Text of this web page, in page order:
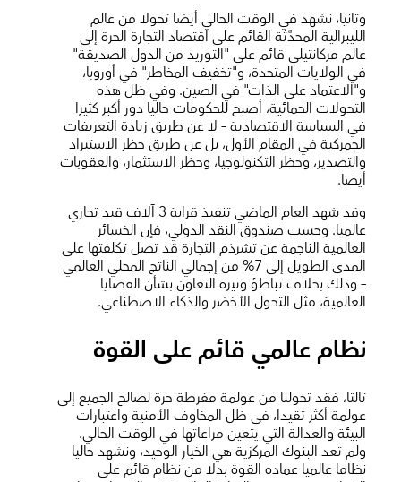
وثانيا، نشهد في الوقت الحالي أيضا تحولا من عالم
الليبرالية المحدَّثة القائم على اقتصاد التجارة الحرة إلى
عالم مركانتيلي قائم على "التوريد من الدول الصديقة"
في الولايات المتحدة، و"تخفيف المخاطر" في أوروبا،
و"الاعتماد على الذات" في الصين. وفي ظل هذه
التحولات الحمائية، أصبح للحكومات حاليا دور أكبر كثيرا
في السياسة الاقتصادية – لا عن طريق زيادة التعريفات
الجمركية في المقام الأول، بل عن طريق حظر الاستيراد
والتصدير، وحظر التكنولوجيا، وحظر الاستثمار، والعقوبات
أيضا.
وقد شهد العام الماضي تنفيذ قرابة 3 آلاف قيد تجاري
عالميا. وحسب صندوق النقد الدولي، فإن الخسائر
العالمية الناجمة عن تشرذم التجارة قد تصل تكلفتها على
المدى الطويل إلى 7% من إجمالي الناتج المحلي العالمي
– وذلك بخلاف تباطؤ وتيرة التعاون بشأن القضايا
العالمية، مثل التحول الأخضر والذكاء الاصطناعي.
نظام عالمي قائم على القوة
ثالثا، فقد تحولنا من عولمة مفرطة حرة لصالح الجميع إلى
عولمة أكثر تقيدا، في ظل المخاوف الأمنية واعتبارات
البيئة والعدالة التي يتعين مراعاتها في الوقت الحالي.
ولم تعد البنوك المركزية هي الخيار الوحيد، ونشهد حاليا
نظاما عالميا عماده القوة بدلا من نظام قائم على